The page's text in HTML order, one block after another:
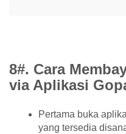
8#. Cara
via Aplikasi
Pertama buka
yang tersedia